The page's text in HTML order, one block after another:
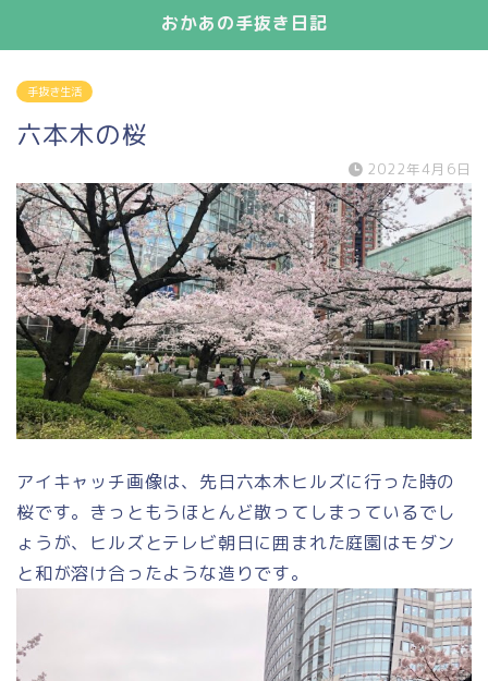
おかあの手抜き日記
手抜き生活
六本木の桜
2022年4月6日
アイキャッチ画像は、先日六本木ヒルズに行った時の
桜です。きっともうほとんど散ってしまっているでし
ょうが、ヒルズとテレビ朝日に囲まれた庭園はモダン
と和が溶け合ったような造りです。